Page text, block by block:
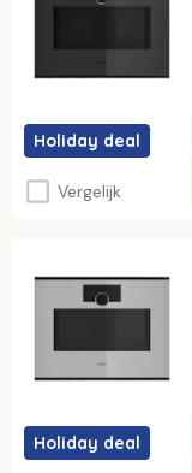
Holiday deal
Vergelijk
Holiday deal